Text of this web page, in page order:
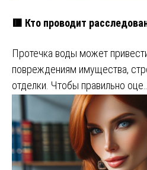
🟥 Кто проводит
Протечка воды может
повреждениям имущества,
отделки. Чтобы правильно оце…